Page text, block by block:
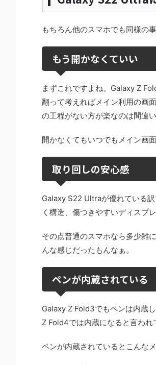
もちろん他のスマホでも同様の
もう開かなくていい
まずこれですよね。Galaxy Z
翻って考えればメイン利用の画
の工程がない方が楽なのは間違い
開かなくてもいつでもメイン画
取り回しの安心感
Galaxy S22 Ultraが優れている
く構造、傷つきやすいディスプ
その点普通のスマホなら多少雑
んな感じだったもんなぁ。
ペンが内蔵されている
Galaxy Z Fold3でもペンは内蔵
Z Fold4では内蔵になると言われ
ペンが内蔵されているとこんな